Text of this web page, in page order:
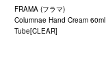
FRAMA (フラマ)
Columnae Hand Cream 60ml
Tube[CLEAR]